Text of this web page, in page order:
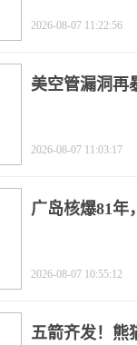
2026-08-07 11:22:56
美空管漏洞再
2026-08-07 11:03:17
广岛核爆81年
2026-08-07 10:55:12
五箭齐发！熊